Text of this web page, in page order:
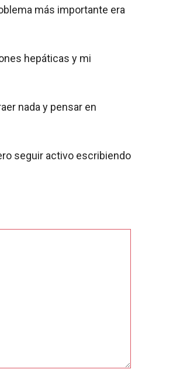
más importante era
hepáticas y mi
nada y pensar en
seguir activo escribiendo